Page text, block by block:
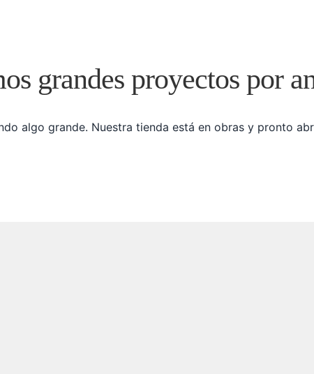
grandes proyectos por
algo grande. Nuestra tienda está en obras y pronto